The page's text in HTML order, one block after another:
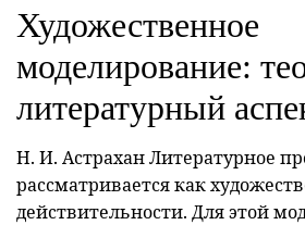
Художественное
моделирование:
литературный
Н. И. Астрахан Литературное
рассматривается как
действительности. Для этой